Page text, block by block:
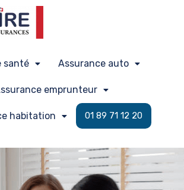
santé Assurance auto
emprunteur
habitation 01 89 71 12 20